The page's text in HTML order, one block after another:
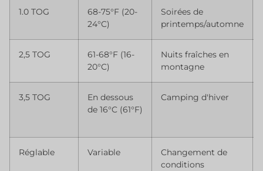
1.0 TOG
68-75°F (20-
24°C)
Soirées de
printemps/automne
2,5 TOG
61-68°F (16-
20°C)
Nuits fraîches en
montagne
3,5 TOG
En dessous
de 16°C (61°F)
Camping d'hiver
Réglable Variable
Changement de
conditions